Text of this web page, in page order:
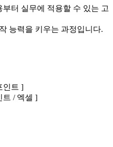
터 실무에 적용할 수 있는 고
능력을 키우는 과정입니다.
인트 ]
트 / 엑셀 ]